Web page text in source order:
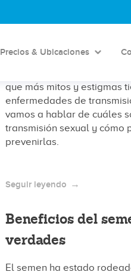
Precios & Ubicaciones
¿Cuáles son las
transmisión
que más mitos y estigmas
enfermedades de
vamos a hablar de cuáles
transmisión sexual y cómo
prevenirlas.
Seguir leyendo
Beneficios del
verdades
El semen ha estado